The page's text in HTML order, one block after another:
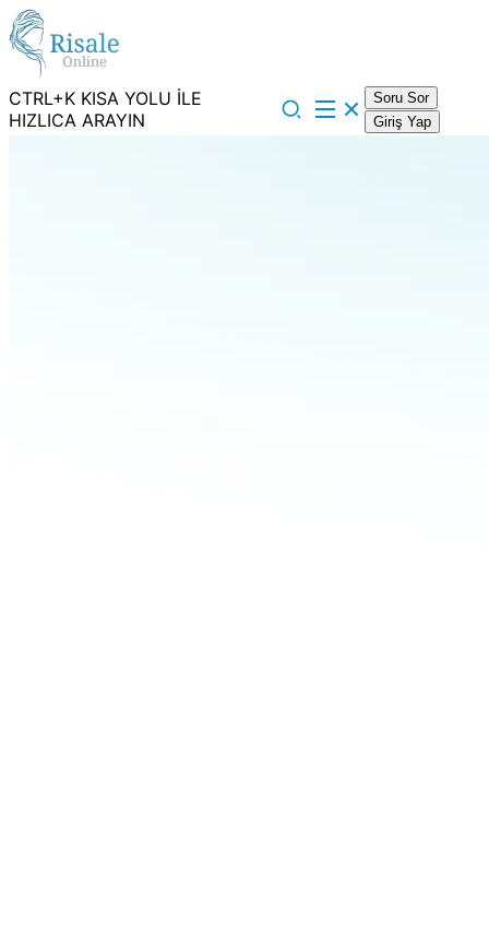
CTRL+K KISA YOLU İLE
HIZLICA ARAYIN
Soru Sor
Giriş Yap